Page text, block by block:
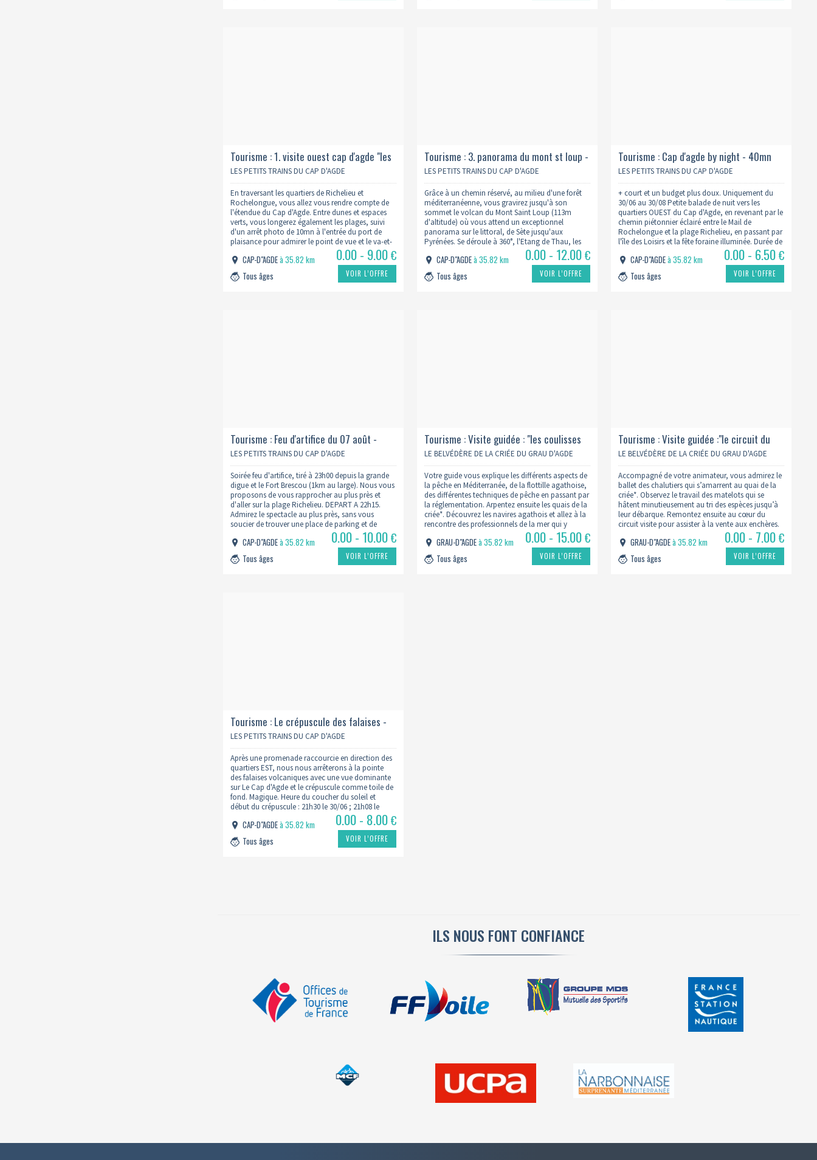
Tourisme : 1. visite ouest cap d'agde "les
origines du cap" - 1h00
LES PETITS TRAINS DU CAP D'AGDE
En traversant les quartiers de Richelieu et
Rochelongue, vous allez vous rendre compte de
l'étendue du Cap d'Agde. Entre dunes et espaces
verts, vous longerez également les plages, suivi
d'un arrêt photo de 10mn à l'entrée du port de
plaisance pour admirer le point de vue et le va-et-
vient des bateaux. Les commentaires audio-
scénarisés vous…
CAP-D"AGDEà 35.82 km
Tous âges
0.00 - 9.00€
VOIR L’OFFRE
Tourisme : 3. panorama du mont st loup -
1h30
LES PETITS TRAINS DU CAP D'AGDE
Grâce à un chemin réservé, au milieu d'une forêt
méditerranéenne, vous gravirez jusqu'à son
sommet le volcan du Mont Saint Loup (113m
d'altitude) où vous attend un exceptionnel
panorama sur le littoral, de Sète jusqu'aux
Pyrénées. Se déroule à 360°, l'Etang de Thau, les
Cévennes, la grande plaine, Agde, le Golfe du Lion
et Le…CAP-D"AGDEà 35.82 km
Tous âges
0.00 - 12.00€
VOIR L’OFFRE
Tourisme : Cap d'agde by night - 40mn
LES PETITS TRAINS DU CAP D'AGDE
+ court et un budget plus doux. Uniquement du
30/06 au 30/08 Petite balade de nuit vers les
quartiers OUEST du Cap d'Agde, en revenant par le
chemin piétonnier éclairé entre le Mail de
Rochelongue et la plage Richelieu, en passant par
l'île des Loisirs et la fête foraine illuminée. Durée de
CAP-D"AGDEà 35.82 km
Tous âges
0.00 - 6.50€
VOIR L’OFFRE
Tourisme : Feu d'artifice du 07 août -
embrasement du fort brescou
LES PETITS TRAINS DU CAP D'AGDE
Soirée feu d'artifice, tiré à 23h00 depuis la grande
digue et le Fort Brescou (1km au large). Nous vous
proposons de vous rapprocher au plus près et
d'aller sur la plage Richelieu. DEPART A 22h15.
Admirez le spectacle au plus près, sans vous
soucier de trouver une place de parking et de
CAP-D"AGDEà 35.82 km
Tous âges
0.00 - 10.00€
VOIR L’OFFRE
Tourisme : Visite guidée : "les coulisses
de la pêche" - 10h
LE BELVÉDÈRE DE LA CRIÉE DU GRAU D'AGDE
Votre guide vous explique les différents aspects de
la pêche en Méditerranée, de la flottille agathoise,
des différentes techniques de pêche en passant par
la réglementation. Arpentez ensuite les quais de la
criée*. Découvrez les navires agathois et allez à la
rencontre des professionnels de la mer qui y
travaillent. Pénétrez ensuite dans la salle…
GRAU-D"AGDEà 35.82 km
Tous âges
0.00 - 15.00€
VOIR L’OFFRE
Tourisme : Visite guidée :"le circuit du
poisson à la criée" - 15h
LE BELVÉDÈRE DE LA CRIÉE DU GRAU D'AGDE
Accompagné de votre animateur, vous admirez le
ballet des chalutiers qui s’amarrent au quai de la
criée*. Observez le travail des matelots qui se
hâtent minutieusement au tri des espèces jusqu’à
leur débarque. Remontez ensuite au cœur du
circuit visite pour assister à la vente aux enchères.
Les explications de votre guide vous permettent
de…GRAU-D"AGDEà 35.82 km
Tous âges
0.00 - 7.00€
VOIR L’OFFRE
Tourisme : Le crépuscule des falaises -
50mn
LES PETITS TRAINS DU CAP D'AGDE
Après une promenade raccourcie en direction des
quartiers EST, nous nous arrêterons à la pointe
des falaises volcaniques avec une vue dominante
sur Le Cap d'Agde et le crépuscule comme toile de
fond. Magique. Heure du coucher du soleil et
début du crépuscule : 21h30 le 30/06 ; 21h08 le
CAP-D"AGDEà 35.82 km
Tous âges
0.00 - 8.00€
VOIR L’OFFRE
ILS NOUS FONT CONFIANCE